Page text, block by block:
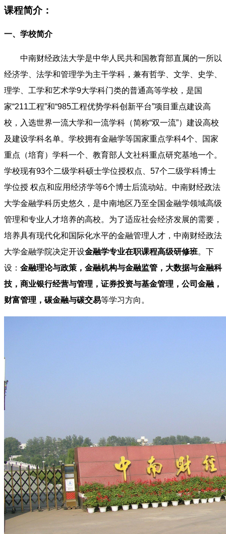
课程简介：
一、学校简介
中南财经政法大学是中华人民共和国教育部直属的一所以
经济学、法学和管理学为主干学科，兼有哲学、文学、史学、
理学、工学和艺术学9大学科门类的普通高等学校，是国
家“211工程”和“985工程优势学科创新平台”项目重点建设高
校，入选世界一流大学和一流学科（简称“双一流”）建设高校
及建设学科名单。学校拥有金融学等国家重点学科4个、国家
重点（培育）学科一个、教育部人文社科重点研究基地一个。
学校现有93个二级学科硕士学位授权点、57个二级学科博士
学位授 权点和应用经济学等6个博士后流动站。中南财经政法
大学金融学科历史悠久，是中南地区乃至全国金融学领域高级
管理和专业人才培养的高校。为了适应社会经济发展的需要，
培养具有现代化和国际化水平的金融管理人才，中南财经政法
大学金融学院决定开设金融学专业在职课程高级研修班。下
设： 金融理论与政策，金融机构与金融监管，大数据与金融科
技，商业银行经营与管理，证券投资与基金管理，公司金融，
财富管理，碳金融与碳交易等学习方向。